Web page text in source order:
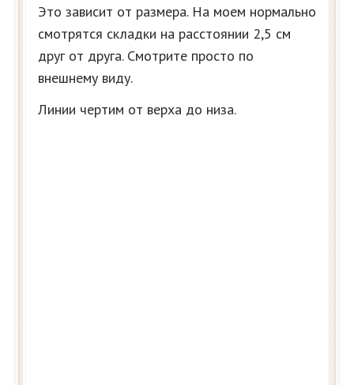
Это зависит от размера. На моем нормально
смотрятся складки на расстоянии 2,5 см
друг от друга. Смотрите просто по
внешнему виду.
Линии чертим от верха до низа.